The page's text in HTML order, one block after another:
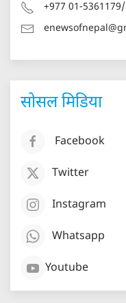
+977 01-
सोसल मिडिया
Facebook
Twitter
Instagram
Whatsapp
Youtube